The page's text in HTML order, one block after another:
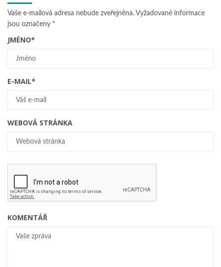
Vaše e-mailová adresa nebude zveřejněna. Vyžadované informace
jsou označeny *
JMÉNO*
E-MAIL*
WEBOVÁ STRÁNKA
KOMENTÁŘ